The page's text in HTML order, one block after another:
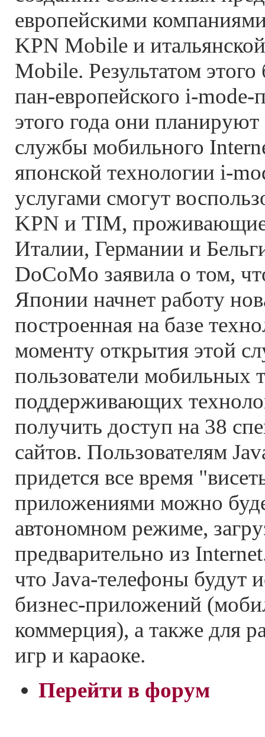
европейскими
KPN Mobile и
Mobile. Результатом этого
пан-европейского i-mode-
этого года они
службы мобильного
японской технологии i-
услугами смогут
KPN и TIM,
Италии, Германии и
DoCoMo заявила о том,
Японии начнет работу
построенная на базе
моменту открытия этой
пользователи мобильных
поддерживающих
получить доступ на 38
сайтов. Пользователям
придется все время
приложениями можно
автономном режиме,
предварительно из
что Java-телефоны будут
бизнес-приложений
коммерция), а также для
игр и караоке.
Перейти в форум